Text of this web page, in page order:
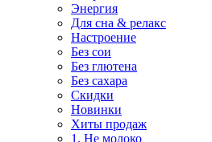
Энергия
Для сна & релакс
Настроение
Без сои
Без глютена
Без сахара
Скидки
Новинки
Хиты продаж
1. Не молоко